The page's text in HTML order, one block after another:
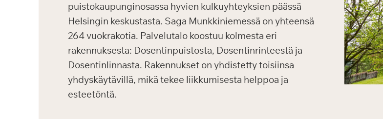
puistokaupunginosassa hyvien kulkuyhteyksien päässä
Helsingin keskustasta. Saga Munkkiniemessä on yhteensä
264 vuokrakotia. Palvelutalo koostuu kolmesta eri
rakennuksesta: Dosentinpuistosta, Dosentinrinteestä ja
Dosentinlinnasta. Rakennukset on yhdistetty toisiinsa
yhdyskäytävillä, mikä tekee liikkumisesta helppoa ja
esteetöntä.